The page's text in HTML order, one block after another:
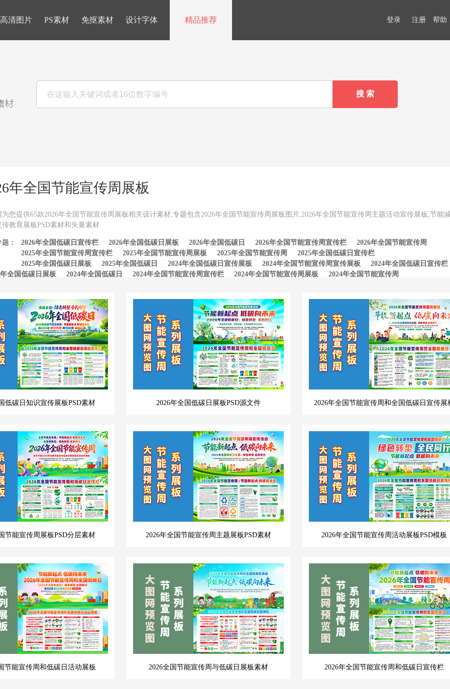
高清图片 PS素材 免抠素材 设计字体 精品推荐 登录 注册 帮助
年全国节能宣传周展板
为您提供65款2026年全国节能宣传周展板相关设计素材,专题包含2026年全国节能宣传周展板图片,2026年全国节能宣传周主题活动宣传展板,节能
传教育展板PSD素材和矢量素材
： 2026年全国低碳日宣传栏 2026年全国低碳日展板 2026年全国低碳日 2026年全国节能宣传周宣传栏
2026年全国节能宣传周
2025年全国节能宣传周宣传栏
2025年全国节能宣传周展板 2025年全国节能宣传周
2025年全国低碳日宣传栏
2025年全国低碳日展板
2025年全国低碳日 2024年全国低碳日宣传展板 2024年全国节能宣传周宣传展板
2024年全国低碳日宣传栏
全国低碳日展板
2024年全国低碳日 2024年全国节能宣传周宣传栏 2024年全国节能宣传周展板
2024年全国节能宣传周
低碳日知识宣传展板PSD素材 2026年全国低碳日展板PSD源文件 2026年全国节能宣传周和全国低碳日宣传展
节能宣传周展板PSD分层素材 2026年全国节能宣传周主题展板PSD素材 2026年全国节能宣传周活动展板PSD模板
节能宣传周和低碳日活动展板 2026全国节能宣传周与低碳日展板素材 2026年全国节能宣传周和低碳日宣传栏